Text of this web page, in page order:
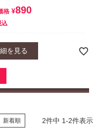
格 ¥890
込
を見る
新着順 2件中 1-2件表示